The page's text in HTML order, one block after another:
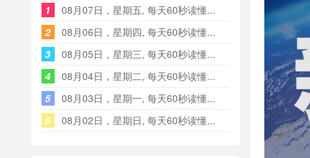
1
08月07日，星期五, 每天60秒读懂...
2
08月06日，星期四, 每天60秒读懂...
3
08月05日，星期三, 每天60秒读懂...
4
08月04日，星期二, 每天60秒读懂...
5
08月03日，星期一, 每天60秒读懂...
6
08月02日，星期日, 每天60秒读懂...